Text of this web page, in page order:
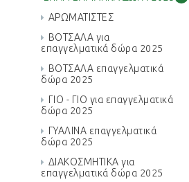
ΑΡΩΜΑΤΙΣΤΕΣ
ΒΟΤΣΑΛΑ για
επαγγελματικά δώρα 2025
ΒΟΤΣΑΛΑ επαγγελματικά
δώρα 2025
ΓΙΟ - ΓΙΟ για επαγγελματικά
δώρα 2025
ΓΥΑΛΙΝΑ επαγγελματικά
δώρα 2025
ΔΙΑΚΟΣΜΗΤΙΚΑ για
επαγγελματικά δώρα 2025